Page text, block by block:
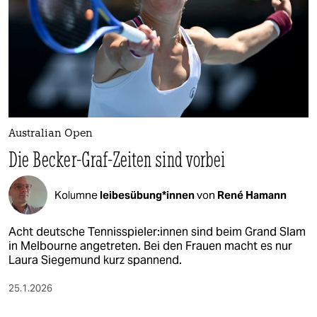
Australian Open
Die Becker-Graf-Zeiten sind vorbei
Kolumnelei­bes­übun­g*in­nenvon René Hamann
Acht deutsche Ten­nis­spie­le­r:in­nen sind beim Grand Slam
in Melbourne angetreten. Bei den Frauen macht es nur
Laura Siegemund kurz spannend.
25.1.2026